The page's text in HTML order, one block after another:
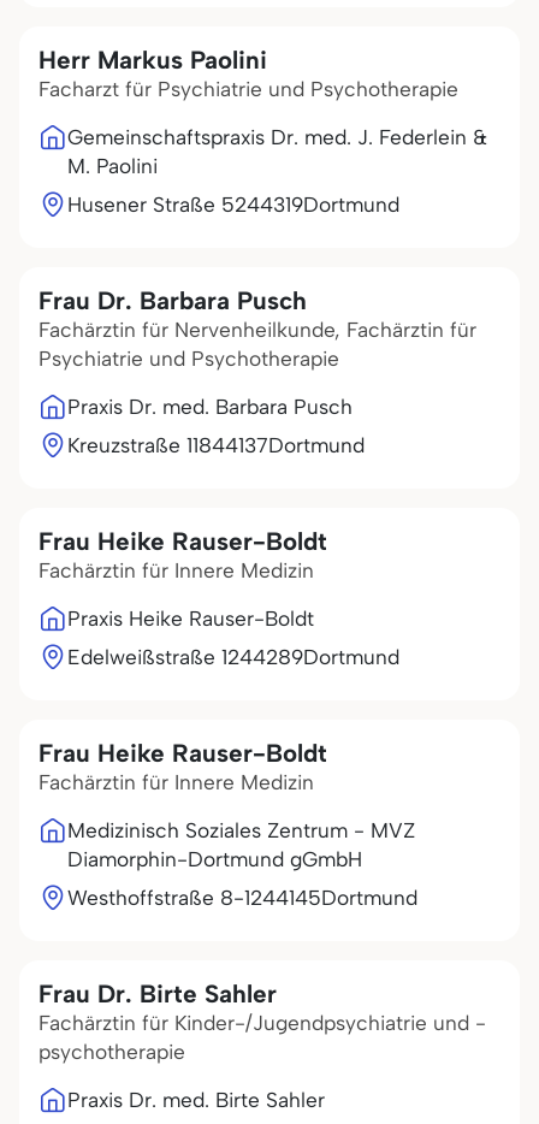
Herr Markus Paolini
Facharzt für Psychiatrie und Psychotherapie
Gemeinschaftspraxis Dr. med. J. Federlein &
M. Paolini
Husener Straße 5244319Dortmund
Frau Dr. Barbara Pusch
Fachärztin für Nervenheilkunde, Fachärztin für
Psychiatrie und Psychotherapie
Praxis Dr. med. Barbara Pusch
Kreuzstraße 11844137Dortmund
Frau Heike Rauser-Boldt
Fachärztin für Innere Medizin
Praxis Heike Rauser-Boldt
Edelweißstraße 1244289Dortmund
Frau Heike Rauser-Boldt
Fachärztin für Innere Medizin
Medizinisch Soziales Zentrum - MVZ
Diamorphin-Dortmund gGmbH
Westhoffstraße 8-1244145Dortmund
Frau Dr. Birte Sahler
Fachärztin für Kinder-/Jugendpsychiatrie und -
psychotherapie
Praxis Dr. med. Birte Sahler